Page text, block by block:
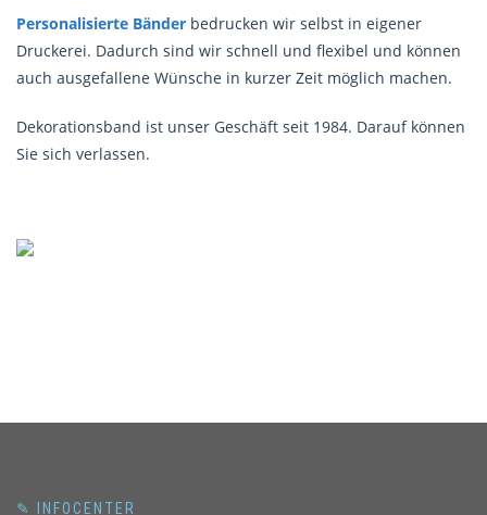
Personalisierte Bänder bedrucken wir selbst in eigener
Druckerei. Dadurch sind wir schnell und flexibel und können
auch ausgefallene Wünsche in kurzer Zeit möglich machen.
Dekorationsband ist unser Geschäft seit 1984. Darauf können
Sie sich verlassen.
✎ INFOCENTER